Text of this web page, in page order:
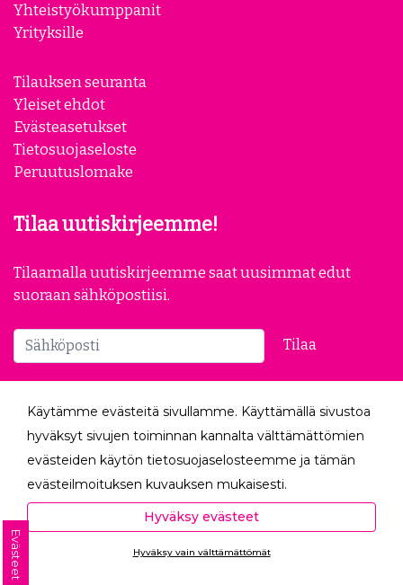
Yhteystiedot
Yhteistyökumppanit
Yrityksille
Tilauksen seuranta
Yleiset ehdot
Tietosuojaseloste
Tilaa uutiskirjeemme!
Tilaamalla uutiskirjeemme saat uusimmat edut
Seuraa meitä
Käytämme evästeitä sivullamme. Käyttämällä sivustoa
hyväksyt sivujen toiminnan kannalta välttämättömien
evästeiden käytön tietosuojaselosteemme ja tämän
evästeilmoituksen kuvauksen mukaisesti.
Hyväksyessäsi analytiikka- ja markkinointievästeet
autat meitä mittaamaan ja analysoimaan
verkkosivumme toimintaa ja käyttöä (Analytiikka ja
Hyväksy evästeet
Hyväksy vain välttämättömät
Evästeet